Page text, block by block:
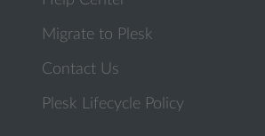
Migrate to Plesk
Contact Us
Plesk Lifecycle Policy